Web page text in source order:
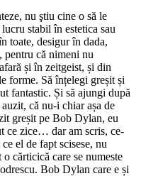
nu ştiu cine o să le
stabil în estetica sau
toate, desigur în dada,
pentru că nimeni nu
și în zeitgeist, și din
forme. Să înțelegi greșit și
fantastic. Și să ajungi după
că nu-i chiar așa de
greșit pe Bob Dylan, eu
ce zice… dar am scris, ce-
el de fapt scisese, nu
cărticică care se numeste
Bob Dylan care e și